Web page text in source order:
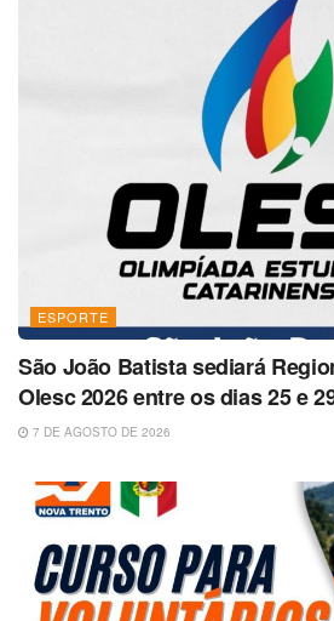
ESPORTE
São João Batista sediará
Olesc 2026 entre os dias 25 e
7 DE AGOSTO DE 2026